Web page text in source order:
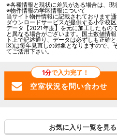
※各種情報と現状に差異がある場合は、現
※物件情報の学区情報について
当サイト物件情報に記載されております
ダウンロードサービスが提供する小学校
データ【2021年度】を元に加工したもの
と異なる場合がございます。国土数値情
ト上で記述通り、データは必ずしも正確
区)は毎年見直しの対象となりますので、
てご活用下さい。
1分で入力完了！
お気に入り一覧を見る